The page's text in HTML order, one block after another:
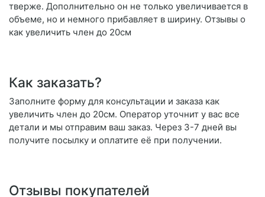
тверже. Дополнительно он не только увеличивается в
объеме, но и немного прибавляет в ширину. Отзывы о
как увеличить член до 20см
Как заказать?
Заполните форму для консультации и заказа как
увеличить член до 20см. Оператор уточнит у вас все
детали и мы отправим ваш заказ. Через 3-7 дней вы
получите посылку и оплатите её при получении.
Отзывы покупателей